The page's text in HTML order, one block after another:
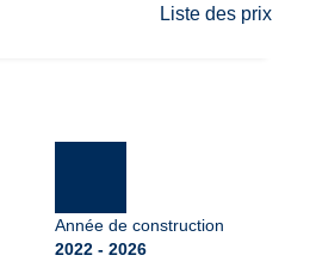
Liste des prix
Année de construction
2022 - 2026